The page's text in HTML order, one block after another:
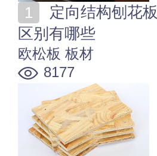
区别有哪些
欧松板 板材
8177